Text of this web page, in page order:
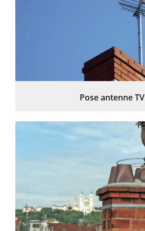
Pose antenne TV